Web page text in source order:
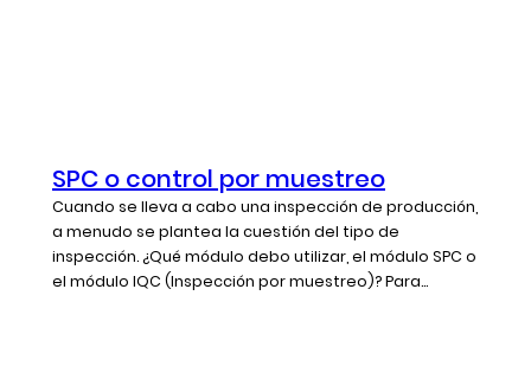
SPC o control por muestreo
Cuando se lleva a cabo una inspección de producción,
a menudo se plantea la cuestión del tipo de
inspección. ¿Qué módulo debo utilizar, el módulo SPC o
el módulo IQC (Inspección por muestreo)? Para...